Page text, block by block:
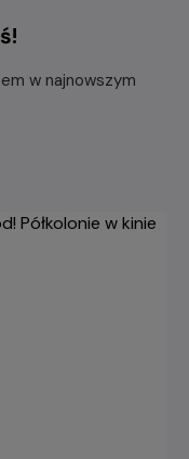
w najnowszym